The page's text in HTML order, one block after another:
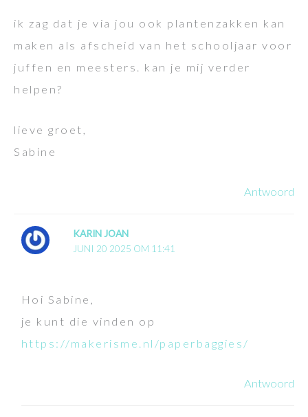
ik zag dat je via jou ook plantenzakken kan
maken als afscheid van het schooljaar voor
juffen en meesters. kan je mij verder
helpen?
lieve groet,
Sabine
Antwoord
KARIN JOAN
JUNI 20 2025 OM 11:41
Hoi Sabine,
je kunt die vinden op
https://makerisme.nl/paperbaggies/
Antwoord